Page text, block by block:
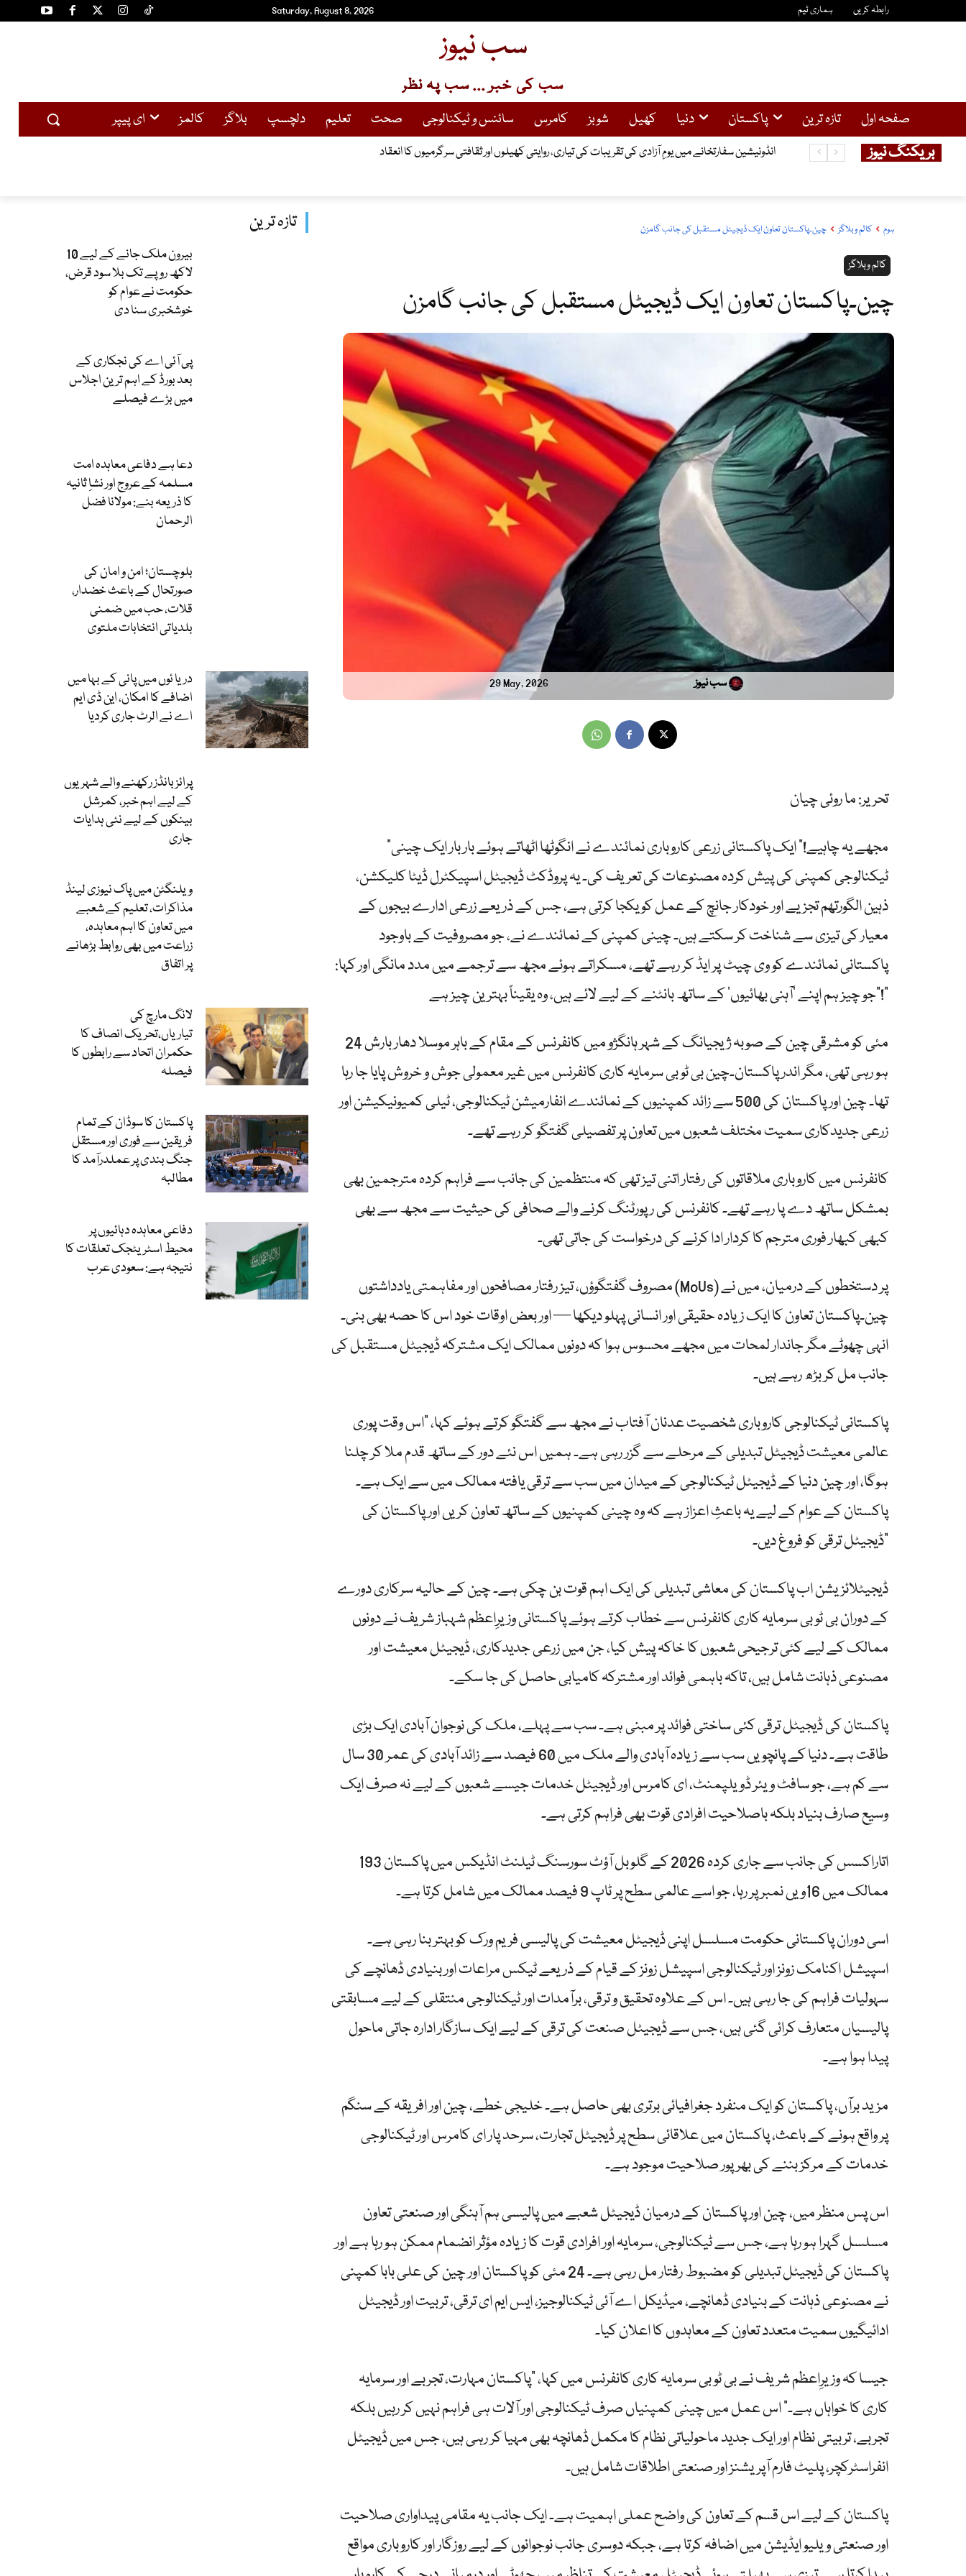
Saturday, August 8, 2026 رابطہ کریں ہماری ٹیم
سب نیوز
سب کی خبر ... سب پہ نظر
صفحہ اول تازہ ترین پاکستان دنیا کھیل شوبز کامرس سائنس و ٹیکنالوجی صحت تعلیم دلچسپ بلاگز کالمز ای پیپر
بریکنگ نیوز انڈونیشین سفارتخانے میں یومِ آزادی کی تقریبات کی تیاری، روایتی کھیلوں اور ثقافتی سرگرمیوں کا انعقاد
پی آئی اے کی نجکاری کے بعد بورڈ کے اہم ترین اجلاس میں بڑے فیصلے
تازہ ترین
بیرون ملک جانے کے لیے 10
لاکھ روپے تک بلا سود قرض،
حکومت نے عوام کو
خوشخبری سنا دی
پی آئی اے کی نجکاری کے
بعد بورڈ کے اہم ترین اجلاس
میں بڑے فیصلے
دعا ہے دفاعی معاہدہ امت
مسلمہ کے عروج اور نشاِ ثانیہ
کا ذریعہ بنے: مولانا فضل
الرحمان
بلوچستان؛ امن و امان کی
صورتحال کے باعث خضدار،
قلات، حب میں ضمنی
بلدیاتی انتخابات ملتوی
دریا ئوں میں پانی کے بہا میں
اضافے کا امکان، این ڈی ایم
اے نے الرٹ جاری کردیا
پرائز بانڈز رکھنے والے شہریوں
کے لیے اہم خبر، کمرشل
بینکوں کے لیے نئی ہدایات
جاری
ویلنگٹن میں پاک نیوزی لینڈ
مذاکرات، تعلیم کے شعبے
میں تعاون کا اہم معاہدہ،
زراعت میں بھی روابط بڑھانے
پر اتفاق
لانگ مارچ کی
تیاریاں،تحریک انصاف کا
حکمران اتحاد سے رابطوں کا
فیصلہ
پاکستان کا سوڈان کے تمام
فریقین سے فوری اور مستقل
جنگ بندی پر عملدرآمد کا
مطالبہ
دفاعی معاہدہ دہائیوں پر
محیط اسٹریٹجک تعلقات کا
نتیجہ ہے: سعودی عرب
ہوم کالم وبلاگز چین۔پاکستان تعاون ایک ڈیجیٹل مستقبل کی جانب گامزن
کالم وبلاگز
چین۔پاکستان تعاون ایک ڈیجیٹل مستقبل کی جانب گامزن
29 May, 2026 سب نیوز
تحریر: ما روئی چیان
“مجھے یہ چاہیے!” ایک پاکستانی زرعی کاروباری نمائندے نے انگوٹھا اٹھاتے ہوئے بار بار ایک چینی
ٹیکنالوجی کمپنی کی پیش کردہ مصنوعات کی تعریف کی۔ یہ پروڈکٹ ڈیجیٹل اسپیکٹرل ڈیٹا کلیکشن،
ذہین الگورتھم تجزیے اور خودکار جانچ کے عمل کو یکجا کرتی ہے، جس کے ذریعے زرعی ادارے بیجوں کے
معیار کی تیزی سے شناخت کر سکتے ہیں۔ چینی کمپنی کے نمائندے نے، جو مصروفیت کے باوجود
پاکستانی نمائندے کو وی چیٹ پر ایڈ کر رہے تھے، مسکراتے ہوئے مجھ سے ترجمے میں مدد مانگی اور کہا:
“جو چیز ہم اپنے ‘آہنی بھائیوں’ کے ساتھ بانٹنے کے لیے لائے ہیں، وہ یقیناً بہترین چیز ہے!”
24 مئی کو مشرقی چین کے صوبہ ژیجیانگ کے شہر ہانگژو میں کانفرنس کے مقام کے باہر موسلا دھار بارش
ہو رہی تھی، مگر اندر پاکستان۔چین بی ٹو بی سرمایہ کاری کانفرنس میں غیر معمولی جوش و خروش پایا جا رہا
تھا۔ چین اور پاکستان کی 500 سے زائد کمپنیوں کے نمائندے انفارمیشن ٹیکنالوجی، ٹیلی کمیونیکیشن اور
زرعی جدیدکاری سمیت مختلف شعبوں میں تعاون پر تفصیلی گفتگو کر رہے تھے۔
کانفرنس میں کاروباری ملاقاتوں کی رفتار اتنی تیز تھی کہ منتظمین کی جانب سے فراہم کردہ مترجمین بھی
بمشکل ساتھ دے پا رہے تھے۔ کانفرنس کی رپورٹنگ کرنے والے صحافی کی حیثیت سے مجھ سے بھی
کبھی کبھار فوری مترجم کا کردار ادا کرنے کی درخواست کی جاتی تھی۔
مصروف گفتگوؤں، تیز رفتار مصافحوں اور مفاہمتی یادداشتوں (MoUs) پر دستخطوں کے درمیان، میں نے
چین۔پاکستان تعاون کا ایک زیادہ حقیقی اور انسانی پہلو دیکھا — اور بعض اوقات خود اس کا حصہ بھی بنی۔
انہی چھوٹے مگر جاندار لمحات میں مجھے محسوس ہوا کہ دونوں ممالک ایک مشترکہ ڈیجیٹل مستقبل کی
جانب مل کر بڑھ رہے ہیں۔
پاکستانی ٹیکنالوجی کاروباری شخصیت عدنان آفتاب نے مجھ سے گفتگو کرتے ہوئے کہا، “اس وقت پوری
عالمی معیشت ڈیجیٹل تبدیلی کے مرحلے سے گزر رہی ہے۔ ہمیں اس نئے دور کے ساتھ قدم ملا کر چلنا
ہوگا، اور چین دنیا کے ڈیجیٹل ٹیکنالوجی کے میدان میں سب سے ترقی یافتہ ممالک میں سے ایک ہے۔
پاکستان کے عوام کے لیے یہ باعثِ اعزاز ہے کہ وہ چینی کمپنیوں کے ساتھ تعاون کریں اور پاکستان کی
ڈیجیٹل ترقی کو فروغ دیں۔”
ڈیجیٹلائزیشن اب پاکستان کی معاشی تبدیلی کی ایک اہم قوت بن چکی ہے۔ چین کے حالیہ سرکاری دورے
کے دوران بی ٹو بی سرمایہ کاری کانفرنس سے خطاب کرتے ہوئے پاکستانی وزیرِاعظم شہباز شریف نے دونوں
ممالک کے لیے کئی ترجیحی شعبوں کا خاکہ پیش کیا، جن میں زرعی جدیدکاری، ڈیجیٹل معیشت اور
مصنوعی ذہانت شامل ہیں، تاکہ باہمی فوائد اور مشترکہ کامیابی حاصل کی جا سکے۔
پاکستان کی ڈیجیٹل ترقی کئی ساختی فوائد پر مبنی ہے۔ سب سے پہلے، ملک کی نوجوان آبادی ایک بڑی
طاقت ہے۔ دنیا کے پانچویں سب سے زیادہ آبادی والے ملک میں 60 فیصد سے زائد آبادی کی عمر 30 سال
سے کم ہے، جو سافٹ ویئر ڈویلپمنٹ، ای کامرس اور ڈیجیٹل خدمات جیسے شعبوں کے لیے نہ صرف ایک
وسیع صارف بنیاد بلکہ باصلاحیت افرادی قوت بھی فراہم کرتی ہے۔
اتاراکسس کی جانب سے جاری کردہ 2026 کے گلوبل آؤٹ سورسنگ ٹیلنٹ انڈیکس میں پاکستان 193
ممالک میں 16ویں نمبر پر رہا، جو اسے عالمی سطح پر ٹاپ 9 فیصد ممالک میں شامل کرتا ہے۔
اسی دوران پاکستانی حکومت مسلسل اپنی ڈیجیٹل معیشت کی پالیسی فریم ورک کو بہتر بنا رہی ہے۔
اسپیشل اکنامک زونز اور ٹیکنالوجی اسپیشل زونز کے قیام کے ذریعے ٹیکس مراعات اور بنیادی ڈھانچے کی
سہولیات فراہم کی جا رہی ہیں۔ اس کے علاوہ تحقیق و ترقی، برآمدات اور ٹیکنالوجی منتقلی کے لیے مسابقتی
پالیسیاں متعارف کرائی گئی ہیں، جس سے ڈیجیٹل صنعت کی ترقی کے لیے ایک سازگار ادارہ جاتی ماحول
پیدا ہوا ہے۔
مزید برآں، پاکستان کو ایک منفرد جغرافیائی برتری بھی حاصل ہے۔ خلیجی خطے، چین اور افریقہ کے سنگم
پر واقع ہونے کے باعث، پاکستان میں علاقائی سطح پر ڈیجیٹل تجارت، سرحد پار ای کامرس اور ٹیکنالوجی
خدمات کے مرکز بننے کی بھرپور صلاحیت موجود ہے۔
اس پس منظر میں، چین اور پاکستان کے درمیان ڈیجیٹل شعبے میں پالیسی ہم آہنگی اور صنعتی تعاون
مسلسل گہرا ہو رہا ہے، جس سے ٹیکنالوجی، سرمایہ اور افرادی قوت کا زیادہ مؤثر انضمام ممکن ہو رہا ہے اور
پاکستان کی ڈیجیٹل تبدیلی کو مضبوط رفتار مل رہی ہے۔ 24 مئی کو پاکستان اور چین کی علی بابا کمپنی
نے مصنوعی ذہانت کے بنیادی ڈھانچے، میڈیکل اے آئی ٹیکنالوجیز، ایس ایم ای ترقی، تربیت اور ڈیجیٹل
ادائیگیوں سمیت متعدد تعاون کے معاہدوں کا اعلان کیا۔
جیسا کہ وزیرِاعظم شریف نے بی ٹو بی سرمایہ کاری کانفرنس میں کہا، “پاکستان مہارت، تجربے اور سرمایہ
کاری کا خواہاں ہے۔” اس عمل میں چینی کمپنیاں صرف ٹیکنالوجی اور آلات ہی فراہم نہیں کر رہیں بلکہ
تجربے، تربیتی نظام اور ایک جدید ماحولیاتی نظام کا مکمل ڈھانچہ بھی مہیا کر رہی ہیں، جس میں ڈیجیٹل
انفراسٹرکچر، پلیٹ فارم آپریشنز اور صنعتی اطلاقات شامل ہیں۔
پاکستان کے لیے اس قسم کے تعاون کی واضح عملی اہمیت ہے۔ ایک جانب یہ مقامی پیداواری صلاحیت
اور صنعتی ویلیو ایڈیشن میں اضافہ کرتا ہے، جبکہ دوسری جانب نوجوانوں کے لیے روزگار اور کاروباری مواقع